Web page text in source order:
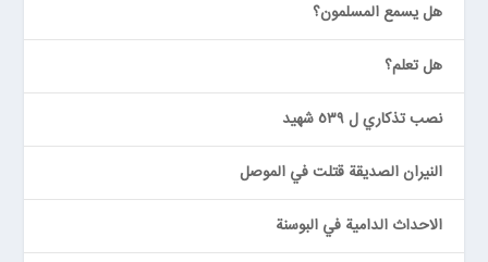
هل يسمع المسلمون؟
هل تعلم؟
نصب تذكاري ل ٥٣٩ شهيد
النيران الصديقة قتلت في الموصل
الاحداث الدامية في البوسنة